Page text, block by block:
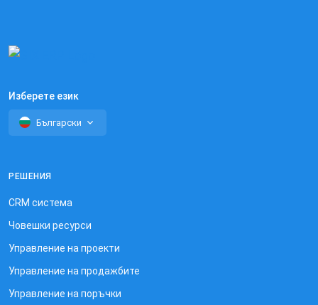
Изберете език
Български
РЕШЕНИЯ
CRM система
Човешки ресурси
Управление на проекти
Управление на продажбите
Управление на поръчки